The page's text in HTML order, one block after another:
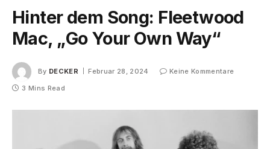
Hinter dem Song: Fleetwood
Mac, „Go Your Own Way“
By DECKER Februar 28, 2024
Keine Kommentare
3 Mins Read